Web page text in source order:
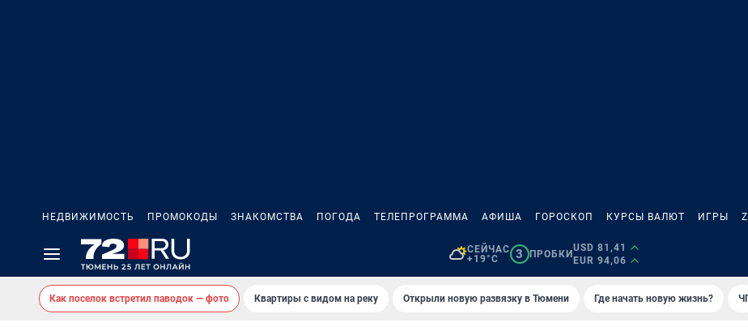
НЕДВИЖИМОСТЬ ПРОМОКОДЫ ЗНАКОМСТВА ПОГОДА ТЕЛЕПРОГРАММА АФИША ГОРОСКОП КУРСЫ ВАЛЮТ ИГРЫ
СЕЙЧАС
+19°C
3 ПРОБКИ
USD 81,41
EUR 94,06
Как поселок встретил паводок — фото Квартиры с видом на реку Открыли новую развязку в Тюмени Где начать новую жизнь?